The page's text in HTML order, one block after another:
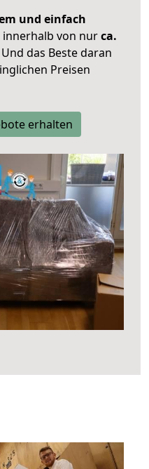
und einfach
innerhalb von nurca.
das Beste daran
Preisen
erhalten